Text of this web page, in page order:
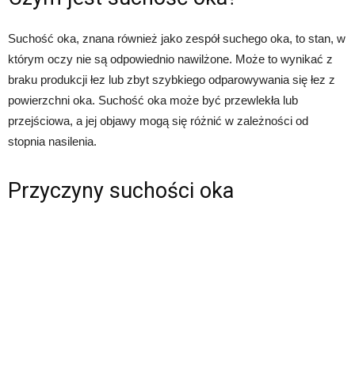
Suchość oka, znana również jako zespół suchego oka, to stan, w
którym oczy nie są odpowiednio nawilżone. Może to wynikać z
braku produkcji łez lub zbyt szybkiego odparowywania się łez z
powierzchni oka. Suchość oka może być przewlekła lub
przejściowa, a jej objawy mogą się różnić w zależności od
stopnia nasilenia.
Przyczyny suchości oka